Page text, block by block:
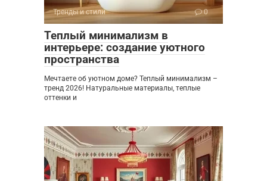
Тренды и стили 0
Теплый минимализм в
интерьере: создание уютного
пространства
Мечтаете об уютном доме? Теплый минимализм –
тренд 2026! Натуральные материалы, теплые
оттенки и